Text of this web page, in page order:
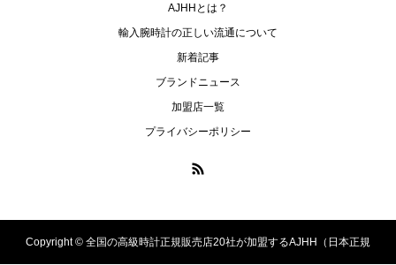
OSSO ITALY
オッソ イタリィ
ROLEX
ロレックス
プロスペックス アストロン
AJHHとは？
輸入腕時計の正しい流通について
新着記事
ブランドニュース
加盟店一覧
プライバシーポリシー
Copyright © 全国の高級時計正規販売店20社が加盟するAJHH（日本正規